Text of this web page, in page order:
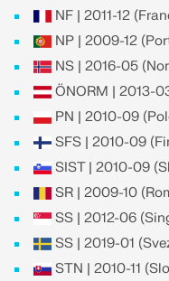
NF | 2011-12
NP | 2009-12
NS | 2016-05
ÖNORM | 2013-
PN | 2010-09
SFS | 2010-09
SIST | 2010-09
SR | 2009-10
SS | 2012-06
SS | 2019-01
STN | 2010-11